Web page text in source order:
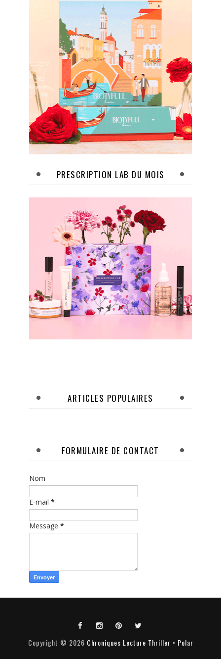
PRESCRIPTION LAB DU MOIS
ARTICLES POPULAIRES
FORMULAIRE DE CONTACT
Nom
E-mail *
Message *
Copyright © 2026 Chroniques Lecture Thriller • Polar